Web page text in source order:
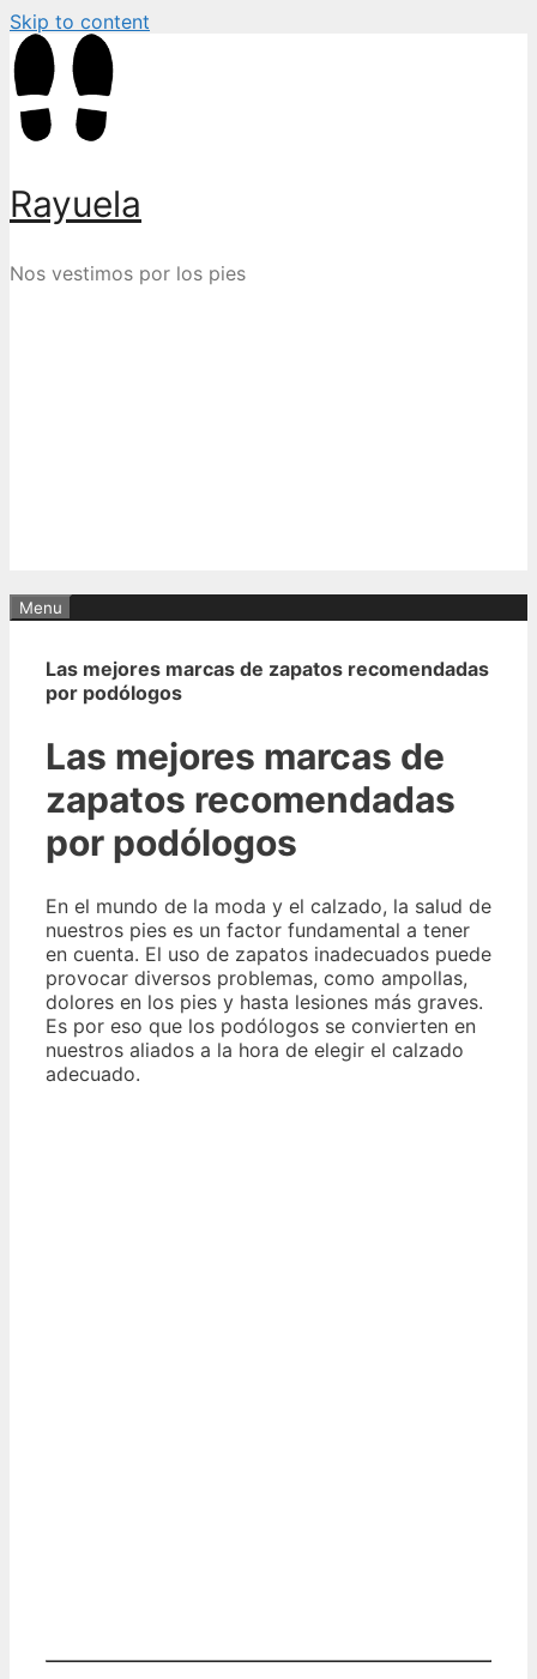
Skip to content
Rayuela
Nos vestimos por los pies
Menu
Las mejores marcas de zapatos recomendadas
por podólogos
Las mejores marcas de
zapatos recomendadas
por podólogos
En el mundo de la moda y el calzado, la salud de
nuestros pies es un factor fundamental a tener
en cuenta. El uso de zapatos inadecuados puede
provocar diversos problemas, como ampollas,
dolores en los pies y hasta lesiones más graves.
Es por eso que los podólogos se convierten en
nuestros aliados a la hora de elegir el calzado
adecuado.